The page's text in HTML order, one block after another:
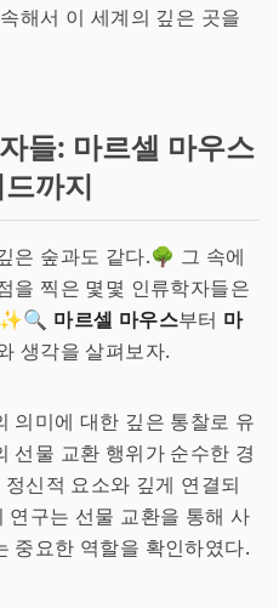
해서 이 세계의 깊은 곳을
들: 마르셀 마우스
까지
은 숲과도 같다.🌳 그 속에
을 찍은 몇몇 인류학자들은
마르셀 마우스부터 마
생각을 살펴보자.
의미에 대한 깊은 통찰로 유
선물 교환 행위가 순수한 경
신적 요소와 깊게 연결되
구는 선물 교환을 통해 사
중요한 역할을 확인하였다.